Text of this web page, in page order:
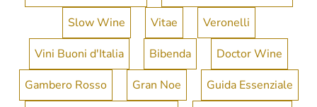
Slow Wine
Vitae
Veronelli
Vini Buoni d'Italia
Bibenda
Doctor Wine
Gambero Rosso
Gran Noe
Guida Essenziale